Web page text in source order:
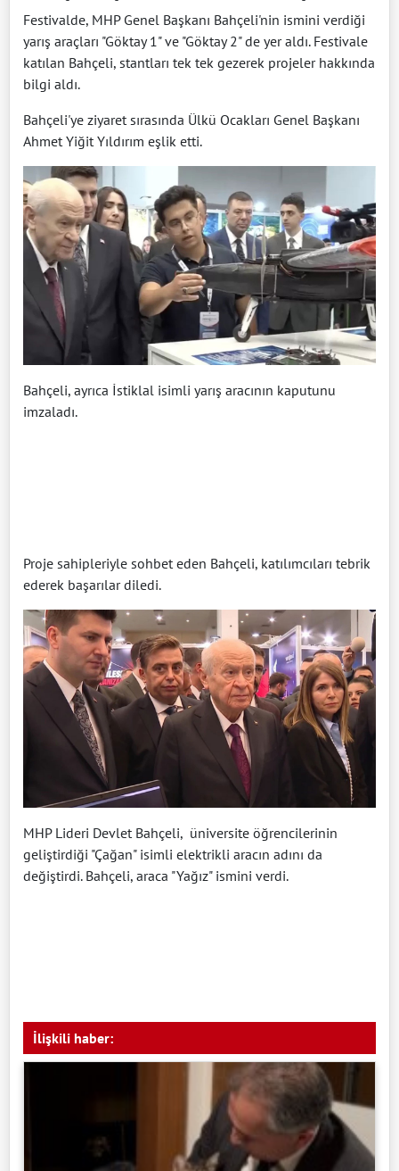
Festivalde, MHP Genel Başkanı Bahçeli'nin ismini verdiği
yarış araçları "Göktay 1" ve "Göktay 2" de yer aldı. Festivale
katılan Bahçeli, stantları tek tek gezerek projeler hakkında
bilgi aldı.
Bahçeli'ye ziyaret sırasında Ülkü Ocakları Genel Başkanı
Ahmet Yiğit Yıldırım eşlik etti.
Bahçeli, ayrıca İstiklal isimli yarış aracının kaputunu
imzaladı.
Proje sahipleriyle sohbet eden Bahçeli, katılımcıları tebrik
ederek başarılar diledi.
MHP Lideri Devlet Bahçeli, üniversite öğrencilerinin
geliştirdiği "Çağan" isimli elektrikli aracın adını da
değiştirdi. Bahçeli, araca "Yağız" ismini verdi.
İlişkili haber: